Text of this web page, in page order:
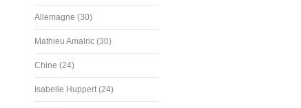
Allemagne (30)
Mathieu Amalric (30)
Chine (24)
Isabelle Huppert (24)